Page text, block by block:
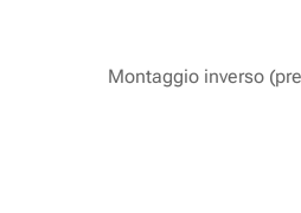
Montaggio inverso